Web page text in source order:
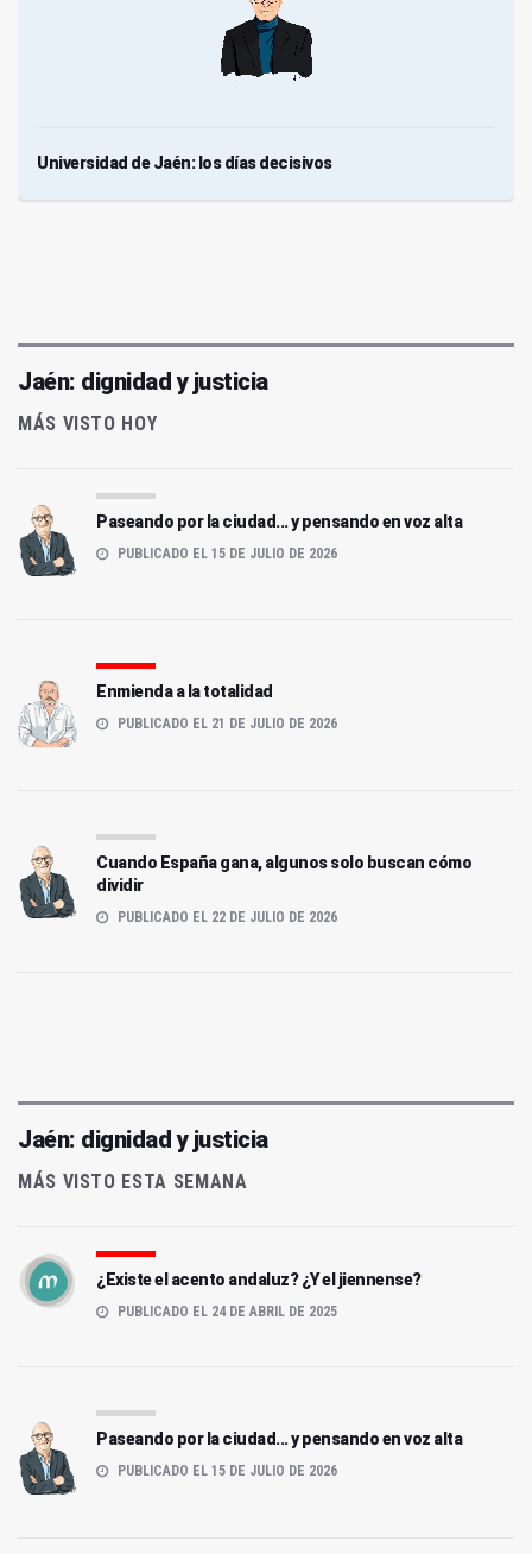
Universidad de Jaén: los días decisivos
Jaén: dignidad y justicia
MÁS VISTO HOY
Paseando por la ciudad... y pensando en voz alta
PUBLICADO EL 15 DE JULIO DE 2026
Enmienda a la totalidad
PUBLICADO EL 21 DE JULIO DE 2026
Cuando España gana, algunos solo buscan cómo
dividir
PUBLICADO EL 22 DE JULIO DE 2026
Jaén: dignidad y justicia
MÁS VISTO ESTA SEMANA
¿Existe el acento andaluz? ¿Y el jiennense?
PUBLICADO EL 24 DE ABRIL DE 2025
Paseando por la ciudad... y pensando en voz alta
PUBLICADO EL 15 DE JULIO DE 2026